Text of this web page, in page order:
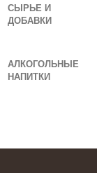
СЫРЬЕ И
ДОБАВКИ
АЛКОГОЛЬНЫЕ
НАПИТКИ